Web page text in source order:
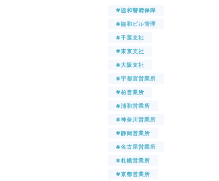
#協和警備保障
#協和ビル管理
#千葉支社
#東京支社
#大阪支社
#宇都宮営業所
#柏営業所
#浦和営業所
#神奈川営業所
#静岡営業所
#名古屋営業所
#札幌営業所
#京都営業所